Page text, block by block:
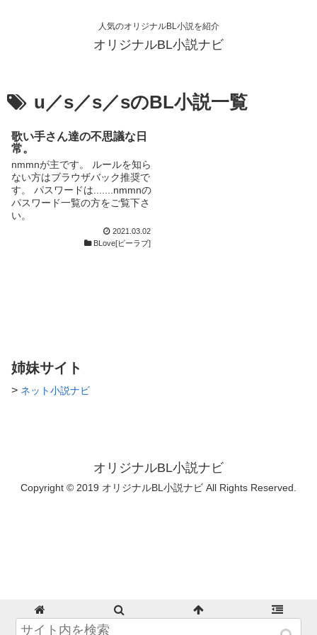
人気のオリジナルBL小説を紹介
オリジナルBL小説ナビ
u／s／s／sのBL小説一覧
歌い手さん達の不思議な日
常。
nmmnが主です。 ルールを知ら
ない方はブラウザバック推奨で
す。 パスワードは.......nmmnの
パスワード一覧の方をご覧下さ
い。
2021.03.02
BLove[ビーラブ]
姉妹サイト
> ネット小説ナビ
オリジナルBL小説ナビ
Copyright © 2019 オリジナルBL小説ナビ All Rights Reserved.
ホーム